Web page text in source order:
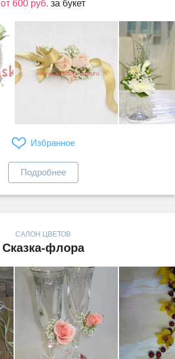
от 600 руб. за букет
Избранное
Подробнее
САЛОН ЦВЕТОВ
Сказка-флора